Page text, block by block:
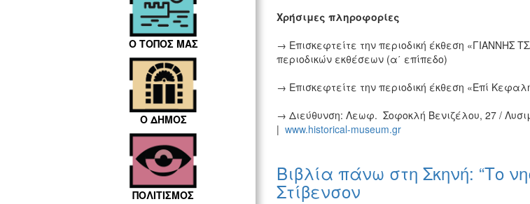
Ο ΤΟΠΟΣ ΜΑΣ
Ο ΔΗΜΟΣ
ΠΟΛΙΤΙΣΜΟΣ
Χρήσιμες πληροφορίες
→ Επισκεφτείτε την περιοδική έκθεση «ΓΙΑΝΝΗΣ
περιοδικών εκθέσεων (α΄ επίπεδο)
→ Επισκεφτείτε την περιοδική έκθεση «Επί
→ Διεύθυνση: Λεωφ. Σοφοκλή Βενιζέλου, 27 /
| www.historical-museum.gr
Βιβλία πάνω στη Σκηνή: “Το
Στίβενσον